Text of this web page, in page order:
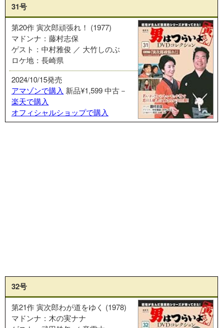
31号
第20作 寅次郎頑張れ！ (1977)
マドンナ：藤村志保
ゲスト：中村雅俊 ／ 大竹しのぶ
ロケ地：長崎県
2024/10/15発売
アマゾンで購入 新品¥1,599中古－
楽天で購入
オフィシャルショップで購入
32号
第21作 寅次郎わが道をゆく (1978)
マドンナ：木の実ナナ